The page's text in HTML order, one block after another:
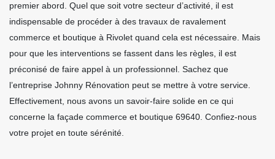
premier abord. Quel que soit votre secteur d’activité, il est
indispensable de procéder à des travaux de ravalement
commerce et boutique à Rivolet quand cela est nécessaire. Mais
pour que les interventions se fassent dans les règles, il est
préconisé de faire appel à un professionnel. Sachez que
l’entreprise Johnny Rénovation peut se mettre à votre service.
Effectivement, nous avons un savoir-faire solide en ce qui
concerne la façade commerce et boutique 69640. Confiez-nous
votre projet en toute sérénité.